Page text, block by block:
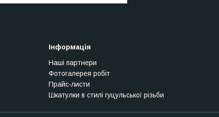
Інформація
Наші партнери
Фотогалерея робіт
Прайс-листи
Шкатулки в стилі гуцульської різьби